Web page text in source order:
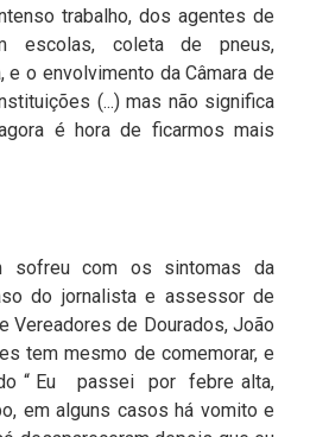
trabalho, dos agentes de
escolas, coleta de pneus,
e o envolvimento da Câmara de
(...) mas não significa
é hora de ficarmos mais
sofreu com os sintomas da
do jornalista e assessor de
Vereadores de Dourados, João
tem mesmo de comemorar, e
“ Eu passei por febre alta,
em alguns casos há vomito e